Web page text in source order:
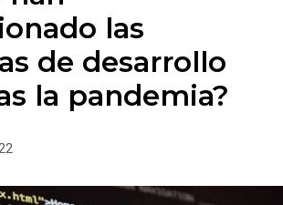
las
de desarrollo
la pandemia?